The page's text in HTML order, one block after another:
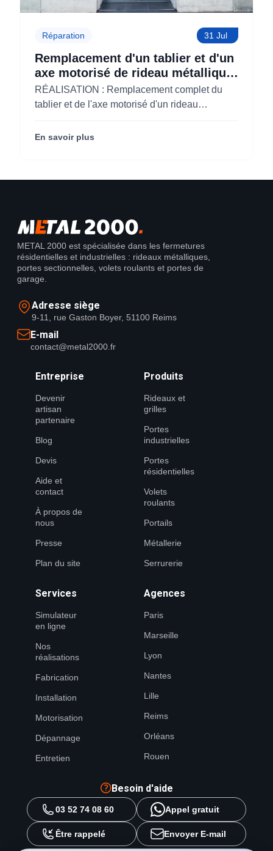
Réparation 31 Jul
Remplacement d'un tablier et d'un
axe motorisé de rideau métallique
pour M'CHADAL (Optical Center)
(95)
RÉALISATION : Remplacement complet du
tablier et de l'axe motorisé d'un rideau
Center) (95290).
En savoir plus
METAL 2000 est spécialisée dans les fermetures
résidentielles et industrielles : rideaux métalliques,
portes sectionnelles, volets roulants et portes de
garage.
Adresse siège
9-11, rue Gaston Boyer, 51100 Reims
E-mail
contact@metal2000.fr
Entreprise
Devenir
artisan
partenaire
Blog
Devis
Aide et
contact
À propos de
nous
Presse
Plan du site
Produits
Rideaux et
grilles
Portes
industrielles
Portes
résidentielles
Volets
roulants
Portails
Métallerie
Serrurerie
Services
Simulateur
en ligne
Nos
réalisations
Fabrication
Installation
Motorisation
Dépannage
Entretien
Agences
Paris
Marseille
Lyon
Nantes
Lille
Reims
Orléans
Rouen
Besoin d'aide
03 52 74 08 60 Appel gratuit
Être rappelé Envoyer E-mail